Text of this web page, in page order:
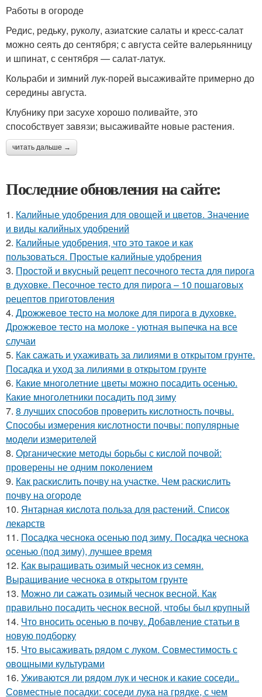
Работы в огороде
Редис, редьку, руколу, азиатские салаты и кресс-салат
можно сеять до сентября; с августа сейте валерьянницу
и шпинат, с сентября — салат-латук.
Кольраби и зимний лук-порей высаживайте примерно до
середины августа.
Клубнику при засухе хорошо поливайте, это
способствует завязи; высаживайте новые растения.
читать дальше →
Последние обновления на сайте:
1. Калийные удобрения для овощей и цветов. Значение
и виды калийных удобрений
2. Калийные удобрения, что это такое и как
пользоваться. Простые калийные удобрения
3. Простой и вкусный рецепт песочного теста для пирога
в духовке. Песочное тесто для пирога – 10 пошаговых
рецептов приготовления
4. Дрожжевое тесто на молоке для пирога в духовке.
Дрожжевое тесто на молоке - уютная выпечка на все
случаи
5. Как сажать и ухаживать за лилиями в открытом грунте.
Посадка и уход за лилиями в открытом грунте
6. Какие многолетние цветы можно посадить осенью.
Какие многолетники посадить под зиму
7. 8 лучших способов проверить кислотность почвы.
Способы измерения кислотности почвы: популярные
модели измерителей
8. Органические методы борьбы с кислой почвой:
проверены не одним поколением
9. Как раскислить почву на участке. Чем раскислить
почву на огороде
10. Янтарная кислота польза для растений. Список
лекарств
11. Посадка чеснока осенью под зиму. Посадка чеснока
осенью (под зиму), лучшее время
12. Как выращивать озимый чеснок из семян.
Выращивание чеснока в открытом грунте
13. Можно ли сажать озимый чеснок весной. Как
правильно посадить чеснок весной, чтобы был крупный
14. Что вносить осенью в почву. Добавление статьи в
новую подборку
15. Что высаживать рядом с луком. Совместимость с
овощными культурами
16. Уживаются ли рядом лук и чеснок и какие соседи..
Совместные посадки: соседи лука на грядке, с чем